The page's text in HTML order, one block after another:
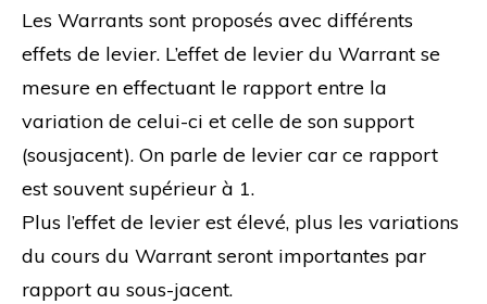
Les Warrants sont proposés avec différents
effets de levier. L’effet de levier du Warrant se
mesure en effectuant le rapport entre la
variation de celui-ci et celle de son support
(sousjacent). On parle de levier car ce rapport
est souvent supérieur à 1.
Plus l’effet de levier est élevé, plus les variations
du cours du Warrant seront importantes par
rapport au sous-jacent.